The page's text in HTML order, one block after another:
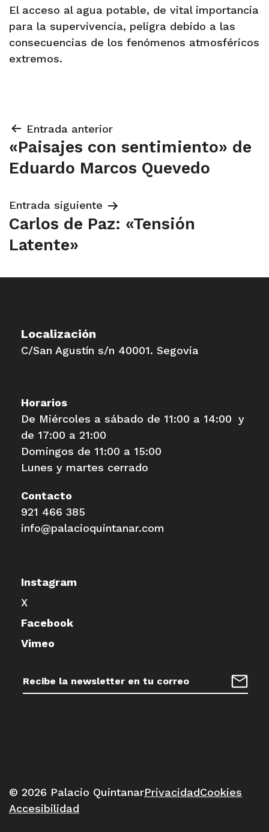
El acceso al agua potable, de vital importancia
para la supervivencia, peligra debido a las
consecuencias de los fenómenos atmosféricos
extremos.
Navegación
de
entradas
Entrada anterior
«Paisajes con sentimiento» de
Eduardo Marcos Quevedo
Entrada siguiente
Carlos de Paz: «Tensión
Latente»
Localización
C/San Agustín s/n 40001. Segovia
Horarios
De Miércoles a sábado de 11:00 a 14:00 y
de 17:00 a 21:00
Domingos de 11:00 a 15:00
Lunes y martes cerrado
Contacto
921 466 385
info@palacioquintanar.com
Instagram
X
Facebook
Vimeo
de
© 2026 Palacio QuintanarPrivacidadCookies
Accesibilidad